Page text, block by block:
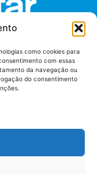
como cookies para
com essas
da navegação ou
do consentimento
Externo -
Qd. 04, Lt. 01
Sala S04